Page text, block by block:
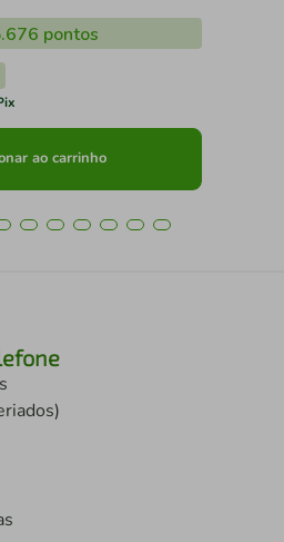
pontos
ao carrinho